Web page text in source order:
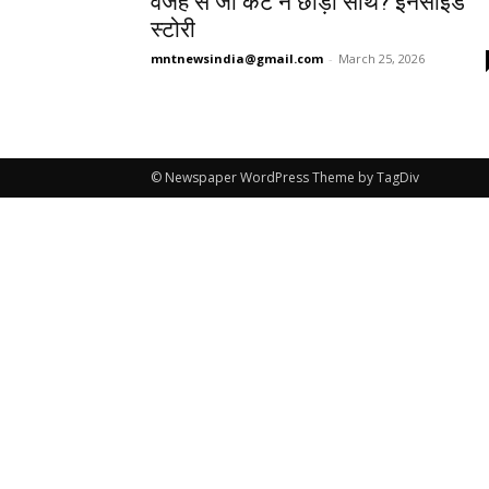
स्टोरी
mntnewsindia@gmail.com - March 25, 2026
© Newspaper WordPress Theme by TagDiv